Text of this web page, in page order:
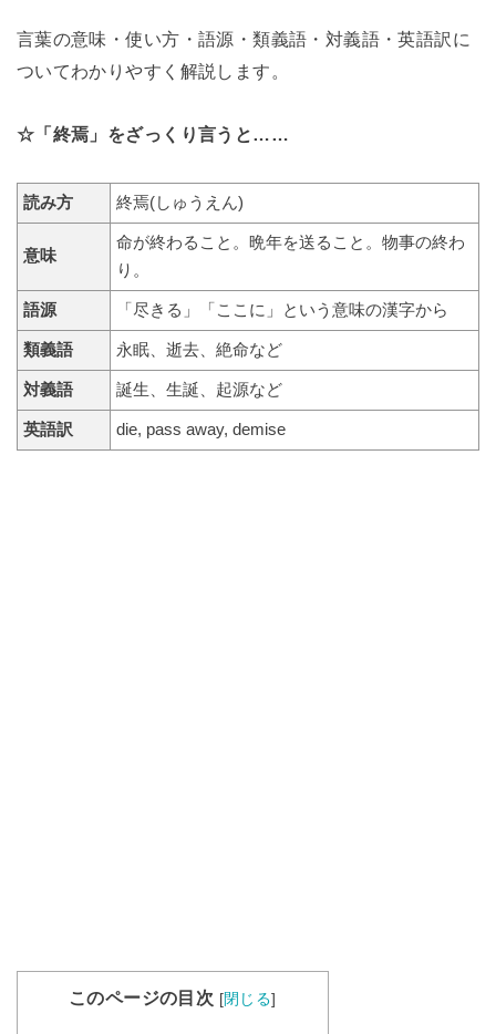
言葉の意味・使い方・語源・類義語・対義語・英語訳に
ついてわかりやすく解説します。
☆「終焉」をざっくり言うと……
読み方 終焉(しゅうえん)
意味
命が終わること。晩年を送ること。物事の終わ
り。
語源 「尽きる」「ここに」という意味の漢字から
類義語 永眠、逝去、絶命など
対義語 誕生、生誕、起源など
英語訳 die, pass away, demise
このページの目次 [閉じる]